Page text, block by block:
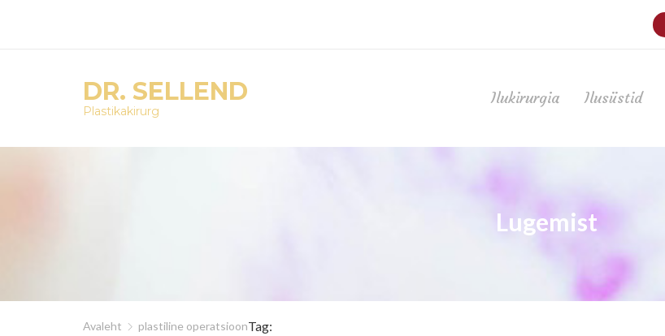
DR. SELLEND
Plastikakirurg
Ilukirurgia Ilusüstid
Lugemist
Avaleht Tag:
plastiline operatsioon